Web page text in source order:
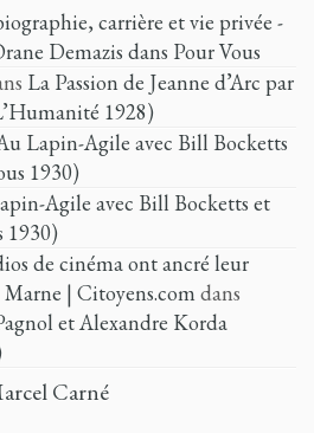
carrière et vie privée -
Demazis dans Pour Vous
La Passion de Jeanne d’Arc par
1928)
Lapin-Agile avec Bill Bocketts
1930)
Agile avec Bill Bocketts et
1930)
de cinéma ont ancré leur
| Citoyens.comdans
et Alexandre Korda
Carné